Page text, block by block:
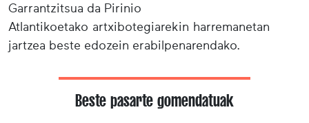
Garrantzitsua da Pirinio
Atlantikoetako artxibotegiarekin harremanetan
jartzea beste edozein erabilpenarendako.
Beste pasarte gomendatuak